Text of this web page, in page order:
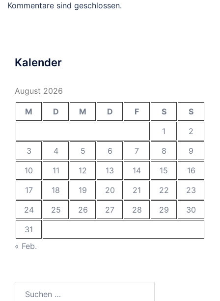
Kommentare sind geschlossen.
Kalender
August 2026
M D M D F S
S
1
2
3
4 5 6 7 8
9
10
11 12 13 14 15
16
17
18 19 20 21 22
23
24
25 26 27 28 29
30
31
« Feb.